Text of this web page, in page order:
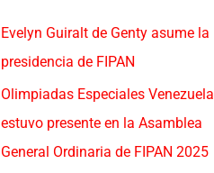
p
o
r
:
Evelyn Guiralt de Genty asume la
presidencia de FIPAN
Olimpiadas Especiales Venezuela
estuvo presente en la Asamblea
General Ordinaria de FIPAN 2025